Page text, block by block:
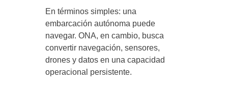
En términos simples: una
embarcación autónoma puede
navegar. ONA, en cambio, busca
convertir navegación, sensores,
drones y datos en una capacidad
operacional persistente.